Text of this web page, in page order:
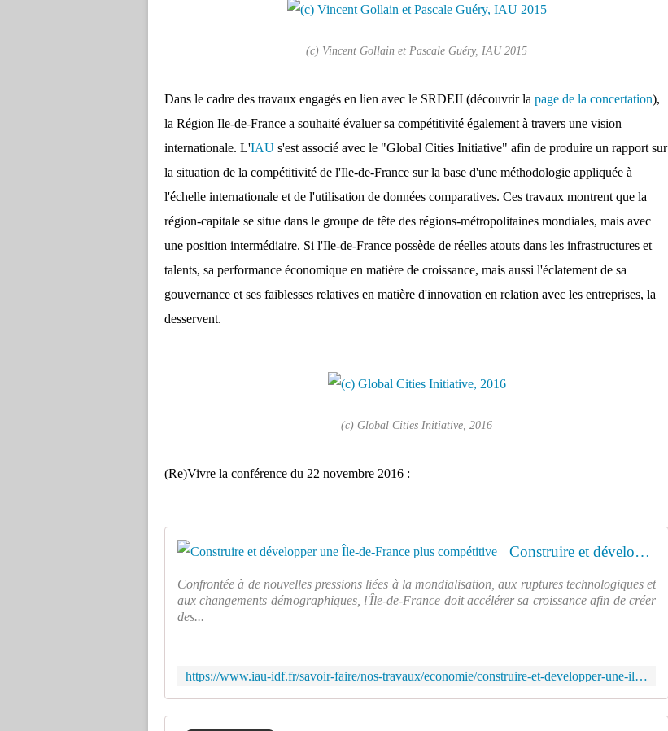
(c) Vincent Gollain et Pascale Guéry, IAU 2015
Dans le cadre des travaux engagés en lien avec le SRDEII (découvrir la page de la concertation),
la Région Ile-de-France a souhaité évaluer sa compétitivité également à travers une vision
internationale. L'IAU s'est associé avec le "Global Cities Initiative" afin de produire un rapport sur
la situation de la compétitivité de l'Ile-de-France sur la base d'une méthodologie appliquée à
l'échelle internationale et de l'utilisation de données comparatives. Ces travaux montrent que la
région-capitale se situe dans le groupe de tête des régions-métropolitaines mondiales, mais avec
une position intermédiaire. Si l'Ile-de-France possède de réelles atouts dans les infrastructures et
talents, sa performance économique en matière de croissance, mais aussi l'éclatement de sa
gouvernance et ses faiblesses relatives en matière d'innovation en relation avec les entreprises, la
desservent.
(c) Global Cities Initiative, 2016
(Re)Vivre la conférence du 22 novembre 2016 :
Construire et développer une Île-de-France plus compétitive
Confrontée à de nouvelles pressions liées à la mondialisation, aux ruptures technologiques et
aux changements démographiques, l'Île-de-France doit accélérer sa croissance afin de créer
des...
https://www.iau-idf.fr/savoir-faire/nos-travaux/economie/construire-et-developper-une-ile-de-france-plus-competitive.html